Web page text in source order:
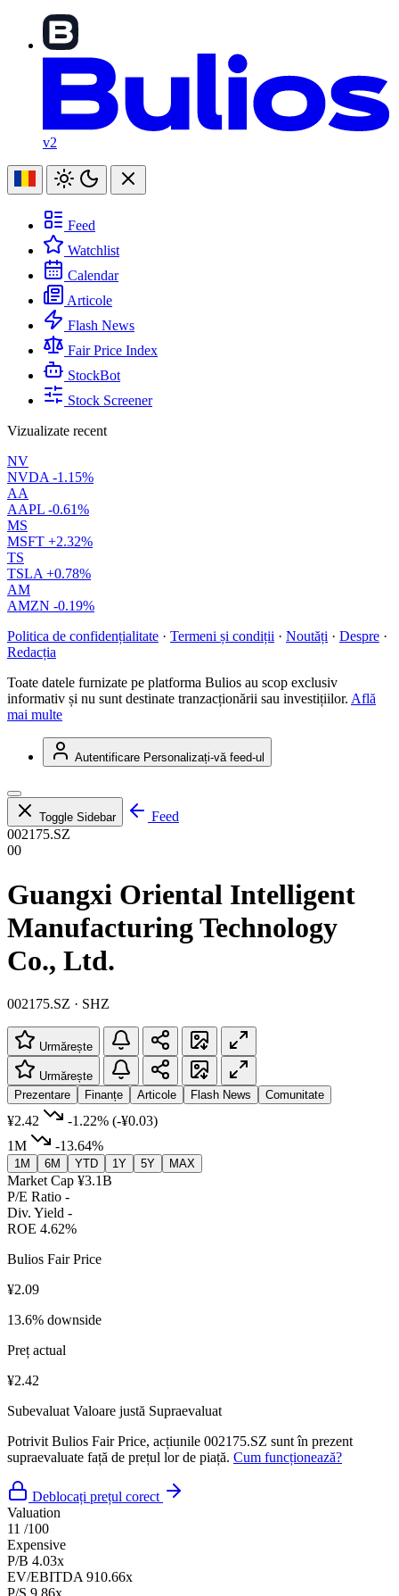
v2
Feed
Watchlist
Calendar
Articole
Flash News
Fair Price Index
StockBot
Stock Screener
Vizualizate recent
NV
NVDA -1.15%
AA
AAPL -0.61%
MS
MSFT +2.32%
TS
TSLA +0.78%
AM
AMZN -0.19%
Politica de confidențialitate · Termeni și condiții · Noutăți · Despre ·
Redacția
Toate datele furnizate pe platforma Bulios au scop exclusiv
informativ și nu sunt destinate tranzacționării sau investițiilor. Află
mai multe
Autentificare Personalizați-vă feed-ul
Toggle Sidebar
Feed
002175.SZ
00
Guangxi Oriental Intelligent
Manufacturing Technology
Co., Ltd.
002175.SZ · SHZ
Urmărește
Urmărește
Prezentare
Finanțe Articole Flash News Comunitate
¥2.42 -1.22% (-¥0.03)
1M
-13.64%
1M 6M YTD 1Y 5Y MAX
Market Cap ¥3.1B
P/E Ratio -
Div. Yield -
ROE 4.62%
Bulios Fair Price
¥2.09
13.6% downside
Preț actual
¥2.42
Subevaluat Valoare justă Supraevaluat
Potrivit Bulios Fair Price, acțiunile 002175.SZ sunt în prezent
supraevaluate față de prețul lor de piață. Cum funcționează?
Deblocați prețul corect
Valuation
11 /100
Expensive
P/B 4.03x
EV/EBITDA 910.66x
P/S 9.86x